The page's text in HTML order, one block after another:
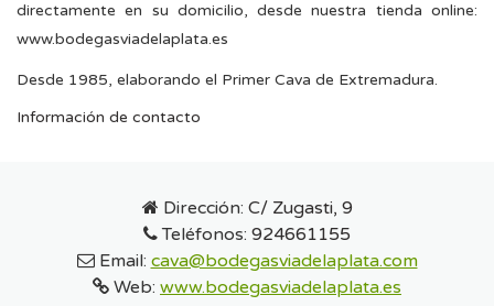
directamente en su domicilio, desde nuestra tienda online:
www.bodegasviadelaplata.es
Desde 1985, elaborando el Primer Cava de Extremadura.
Información de contacto
Dirección: C/ Zugasti, 9
Teléfonos: 924661155
Email: cava@bodegasviadelaplata.com
Web: www.bodegasviadelaplata.es